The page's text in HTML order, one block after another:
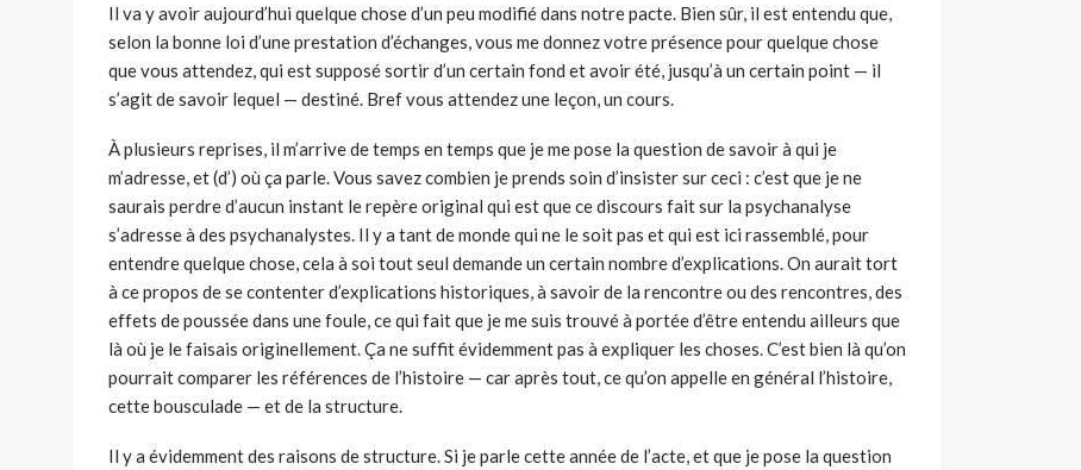
Il va y avoir aujourd’hui quelque chose d’un peu modifié dans notre pacte. Bien sûr, il est entendu que,
selon la bonne loi d’une prestation d’échanges, vous me donnez votre présence pour quelque chose
que vous attendez, qui est supposé sortir d’un certain fond et avoir été, jusqu’à un certain point — il
s’agit de savoir lequel — destiné. Bref vous attendez une leçon, un cours.
À plusieurs reprises, il m’arrive de temps en temps que je me pose la question de savoir à qui je
m’adresse, et (d’) où ça parle. Vous savez com­bien je prends soin d’insister sur ceci : c’est que je ne
saurais perdre d’au­cun instant le repère original qui est que ce discours fait sur la psychana­lyse
s’adresse à des psychanalystes. Il y a tant de monde qui ne le soit pas et qui est ici rassemblé, pour
entendre quelque chose, cela à soi tout seul demande un certain nombre d’explications. On aurait tort
à ce propos de se contenter d’explications historiques, à savoir de la rencontre ou des rencontres, des
effets de poussée dans une foule, ce qui fait que je me suis trouvé à portée d’être entendu ailleurs que
là où je le faisais originelle­ment. Ça ne suffit évidemment pas à expliquer les choses. C’est bien là qu’on
pourrait comparer les références de l’histoire — car après tout, ce qu’on appelle en général l’histoire,
cette bousculade — et de la structure.
Il y a évidemment des raisons de structure. Si je parle cette année de l’ac­te, et que je pose la question